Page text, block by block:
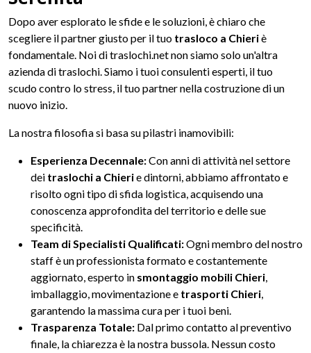
Dopo aver esplorato le sfide e le soluzioni, è chiaro che
scegliere il partner giusto per il tuo trasloco a Chieriè
fondamentale. Noi di traslochi.net non siamo solo un'altra
azienda di traslochi. Siamo i tuoi consulenti esperti, il tuo
scudo contro lo stress, il tuo partner nella costruzione di un
nuovo inizio.
La nostra filosofia si basa su pilastri inamovibili:
Esperienza Decennale:Con anni di attività nel settore
dei traslochi a Chierie dintorni, abbiamo affrontato e
risolto ogni tipo di sfida logistica, acquisendo una
conoscenza approfondita del territorio e delle sue
specificità.
Team di Specialisti Qualificati:Ogni membro del nostro
staff è un professionista formato e costantemente
aggiornato, esperto in smontaggio mobili Chieri,
imballaggio, movimentazione e trasporti Chieri,
garantendo la massima cura per i tuoi beni.
Trasparenza Totale: Dal primo contatto al preventivo
finale, la chiarezza è la nostra bussola. Nessun costo